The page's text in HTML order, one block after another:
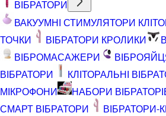
ВІБРАТОРИ
ВАКУУМНІ СТИМУЛЯТОРИ
ТОЧКИ
ВІБРАТОРИ КРОЛИКИ
ВІБРОМАСАЖЕРИ
ВІБРАТОРИ
КЛІТОРАЛЬНІ
МІКРОФОНИ
НАБОРИ
СМАРТ ВІБРАТОРИ
ВІБРАТОРИ-